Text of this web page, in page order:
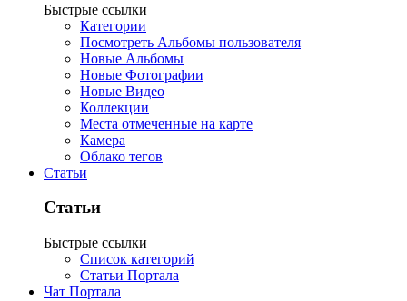
Быстрые ссылки
Категории
Посмотреть Альбомы пользователя
Новые Альбомы
Новые Фотографии
Новые Видео
Коллекции
Места отмеченные на карте
Камера
Облако тегов
Статьи
Статьи
Быстрые ссылки
Список категорий
Статьи Портала
Чат Портала